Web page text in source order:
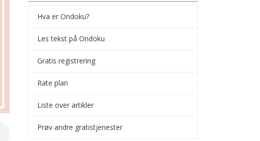
Hva er Ondoku?
Les tekst på Ondoku
Gratis registrering
Rate plan
Liste over artikler
Prøv andre gratistjenester